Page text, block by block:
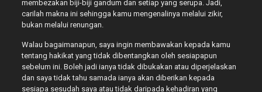
membezakan biji-biji gandum dan setiap yang serupa. Jadi,
carilah makna ini sehingga kamu mengenalinya melalui zikir,
bukan melalui renungan.
Walau bagaimanapun, saya ingin membawakan kepada kamu
tentang hakikat yang tidak dibentangkan oleh sesiapapun
sebelum ini. Boleh jadi ianya tidak dibukakan atau diperjelaskan
dan saya tidak tahu samada ianya akan diberikan kepada
sesiapa sesudah saya atau tidak daripada kehadiran yang